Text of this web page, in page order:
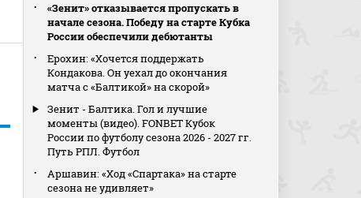
«Зенит» отказывается пропускать в
начале сезона. Победу на старте Кубка
России обеспечили дебютанты
Ерохин: «Хочется поддержать
Кондакова. Он уехал до окончания
матча с «Балтикой» на скорой»
Зенит - Балтика. Гол и лучшие
моменты (видео). FONBET Кубок
России по футболу сезона 2026 - 2027 гг.
Путь РПЛ. Футбол
Аршавин: «Ход «Спартака» на старте
сезона не удивляет»